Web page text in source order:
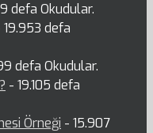
defa Okudular.
19.953 defa
defa Okudular.
- 19.105 defa
Örneği - 15.907